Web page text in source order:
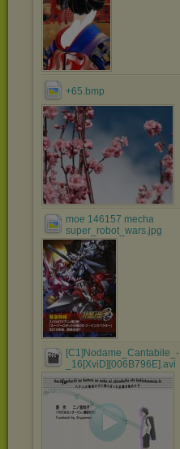
+65.bmp
moe 146157 mecha
super_robot_wars.jpg
[C1]Nodame_Cantabile_-
_16[XviD][006B796E].avi